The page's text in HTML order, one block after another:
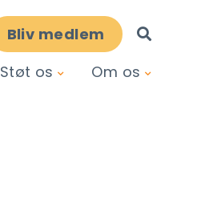
Bliv medlem
Støt os Om os